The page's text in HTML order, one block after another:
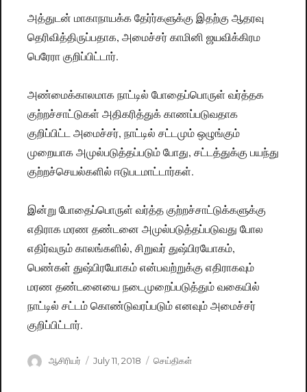
அத்துடன் மாகாநாயக்க தேர்ர்களுக்கு இதற்கு ஆதரவு
தெரிவித்திருப்பதாக, அமைச்சர் காமினி ஜயவிக்கிரம
பெரேரா குறிப்பிட்டார்.
அண்மைக்காலமாக நாட்டில் போதைப்பொருள் வர்த்தக
குற்றச்சாட்டுகள் அதிகரித்துக் காணப்படுவதாக
குறிப்பிட்ட அமைச்சர், நாட்டில் சட்டமும் ஒழுங்கும்
முறையாக அமுல்படுத்தப்படும் போது, சட்டத்துக்கு பயந்து
குற்றச்செயல்களில் ஈடுபடமாட்டார்கள்.
இன்று போதைப்பொருள் வர்த்த குற்றச்சாட்டுக்களுக்கு
எதிராக மரண தண்டனை அமுல்படுத்தப்படுவது போல
எதிர்வரும் காலங்களில், சிறுவர் துஷ்பிரயோகம்,
பெண்கள் துஷ்பிரயோகம் என்பவற்றுக்கு எதிராகவும்
மரண தண்டனையை நடைமுறைப்படுத்தும் வகையில்
நாட்டில் சட்டம் கொண்டுவரப்படும் எனவும் அமைச்சர்
குறிப்பிட்டார்.
Author
ஆசிரியர்
Posted
July 11, 2018 Categories
செய்திகள்